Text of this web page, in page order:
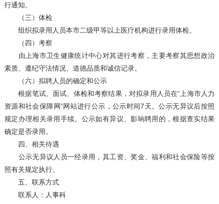
行通知。
（三）体检
组织拟录用人员本市二级甲等以上医疗机构进行录用体检。
（四）考察
由上海市卫生健康统计中心对其进行考察，主要考察其思想政治
素质、遵纪守法情况、道德品质和诚信记录。
（六）拟聘人员的确定和公示
根据笔试、面试、体检和考察结果，对拟录用人员在“上海市人力
资源和社会保障网”网站进行公示，公示时间7天。公示无异议后按照
规定办理相关录用手续。公示如有异议、影响聘用的，根据查实结果
确定是否录用。
四、相关待遇
公示无异议人员一经录用，其工资、奖金、福利和社会保险等按
照有关规定执行。
五、联系方式
联系人：人事科